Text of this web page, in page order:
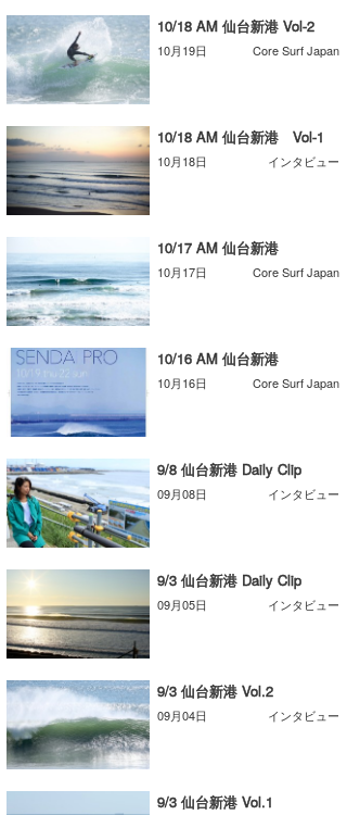
10/18 AM 仙台新港 Vol-2
10月19日 Core Surf Japan
10/18 AM 仙台新港 Vol-1
10月18日 インタビュー
10/17 AM 仙台新港
10月17日 Core Surf Japan
10/16 AM 仙台新港
10月16日 Core Surf Japan
9/8 仙台新港 Daily Clip
09月08日 インタビュー
9/3 仙台新港 Daily Clip
09月05日 インタビュー
9/3 仙台新港 Vol.2
09月04日 インタビュー
9/3 仙台新港 Vol.1
mitz
OYZ
Soulman
waka☆=
YUKI☆
たっちー
ハンマー
三輪予報士
小川予報士
上條将美
SancheZ
ゴン